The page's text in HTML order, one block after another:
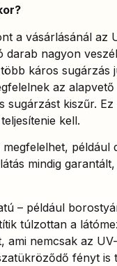
a vásárlásánál az
darab nagyon
káros sugárzás
az
kiszűr.
kell.
például
mindig
– például
túlzottan a
ami nemcsak az
fényt is